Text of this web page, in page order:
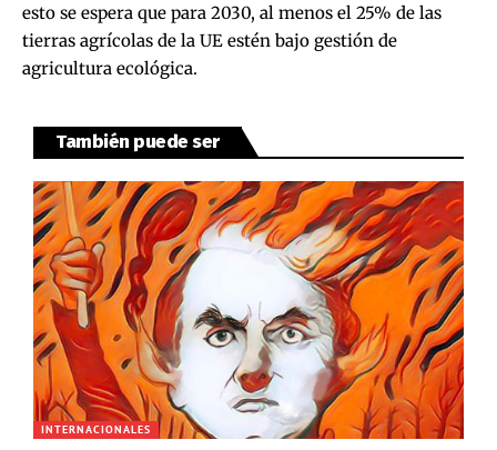
esto se espera que para 2030, al menos el 25% de las
tierras agrícolas de la UE estén bajo gestión de
agricultura ecológica.
También puede ser
INTERNACIONALES